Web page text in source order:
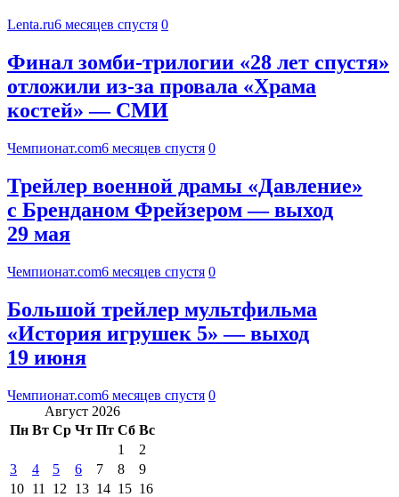
Lenta.ru6 месяцев спустя 0
Финал зомби-трилогии «28 лет спустя»
отложили из-за провала «Храма
костей» — СМИ
Чемпионат.com6 месяцев спустя 0
Трейлер военной драмы «Давление»
с Бренданом Фрейзером — выход
29 мая
Чемпионат.com6 месяцев спустя 0
Большой трейлер мультфильма
«История игрушек 5» — выход
19 июня
Чемпионат.com6 месяцев спустя 0
Август 2026
Пн Вт Ср Чт Пт Сб Вс
1
2
3
4 5 6 7 8
9
10 11 12 13 14 15 16